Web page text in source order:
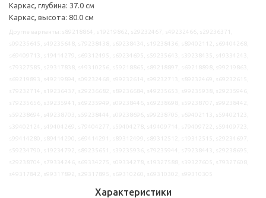
Каркас, глубина: 37.0 см
Каркас, высота: 80.0 см
Характеристики